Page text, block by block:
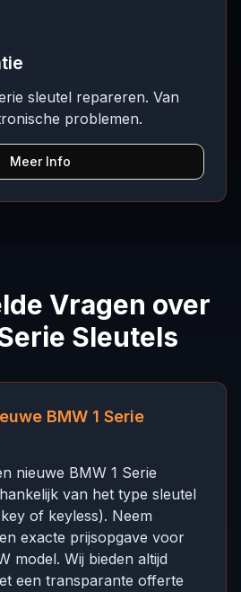
sleutel repareren. Van
problemen.
Meer Info
Vragen over
Sleutels
BMW 1 Serie
nieuwe BMW 1 Serie
van het type sleutel
of keyless). Neem
exacte prijsopgave voor
model. Wij bieden altijd
een transparante offerte